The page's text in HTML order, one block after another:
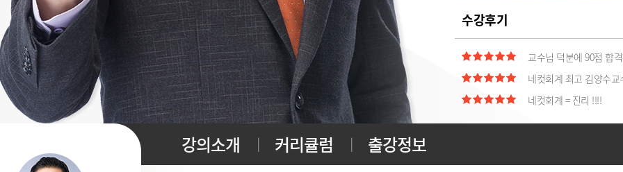
수강후기
교수님 덕분에 90점 합
네컷회계 최고 김양수교
네컷회계 = 진리 !!!!
네컷회계 교재 문의
내 인생 최고의 만남
늘깨우쳐주시는 교수님
강의소개 커리큘럼 출강정보